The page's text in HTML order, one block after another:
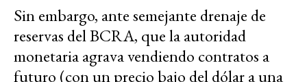
Sin embargo, ante semejante drenaje de
reservas del BCRA, que la autoridad
monetaria agrava vendiendo contratos a
futuro (con un precio bajo del dólar a una